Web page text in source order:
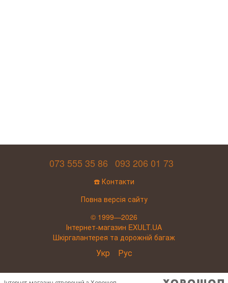
073 555 35 86 093 206 01 73
☎️ Контакти
Повна версія сайту
© 1999—2026
Інтернет-магазин EXULT.UA
Шкіргалантерея та дорожній багаж
Укр Рус